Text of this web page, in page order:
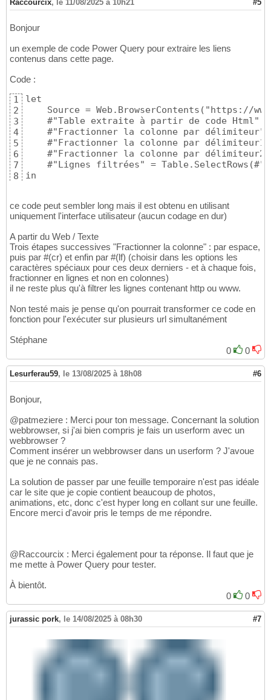
Raccourcix, le 11/08/2025 à 10h21 #5
Bonjour
un exemple de code Power Query pour extraire les liens
contenus dans cette page.
Code :
1
2
3
4
5
6
7
8
let
Source = Web.BrowserContents("https://
#"Table extraite à partir de code Html"
#"Fractionner la colonne par
#"Fractionner la colonne par
#"Fractionner la colonne par
#"Lignes filtrées" =
in
ce code peut sembler long mais il est obtenu en utilisant
uniquement l'interface utilisateur (aucun codage en dur)
A partir du Web / Texte
Trois étapes successives "Fractionner la colonne" : par espace,
puis par #(cr) et enfin par #(lf) (choisir dans les options les
caractères spéciaux pour ces deux derniers - et à chaque fois,
fractionner en lignes et non en colonnes)
il ne reste plus qu'à filtrer les lignes contenant http ou www.
Non testé mais je pense qu'on pourrait transformer ce code en
fonction pour l'exécuter sur plusieurs url simultanément
Stéphane
0
0
Lesurferau59, le 13/08/2025 à 18h08 #6
Bonjour,
@patmeziere : Merci pour ton message. Concernant la solution
webbrowser, si j'ai bien compris je fais un userform avec un
webbrowser ?
Comment insérer un webbrowser dans un userform ? J'avoue
que je ne connais pas.
La solution de passer par une feuille temporaire n'est pas idéale
car le site que je copie contient beaucoup de photos,
animations, etc, donc c'est hyper long en collant sur une feuille.
Encore merci d'avoir pris le temps de me répondre.
@Raccourcix : Merci également pour ta réponse. Il faut que je
me mette à Power Query pour tester.
À bientôt.
0
0
jurassic pork, le 14/08/2025 à 08h30 #7